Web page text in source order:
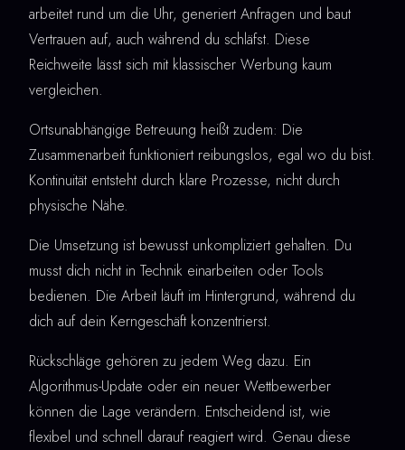
arbeitet rund um die Uhr, generiert Anfragen und baut
Vertrauen auf, auch während du schläfst. Diese
Reichweite lässt sich mit klassischer Werbung kaum
vergleichen.
Ortsunabhängige Betreuung heißt zudem: Die
Zusammenarbeit funktioniert reibungslos, egal wo du bist.
Kontinuität entsteht durch klare Prozesse, nicht durch
physische Nähe.
Die Umsetzung ist bewusst unkompliziert gehalten. Du
musst dich nicht in Technik einarbeiten oder Tools
bedienen. Die Arbeit läuft im Hintergrund, während du
dich auf dein Kerngeschäft konzentrierst.
Rückschläge gehören zu jedem Weg dazu. Ein
Algorithmus-Update oder ein neuer Wettbewerber
können die Lage verändern. Entscheidend ist, wie
flexibel und schnell darauf reagiert wird. Genau diese